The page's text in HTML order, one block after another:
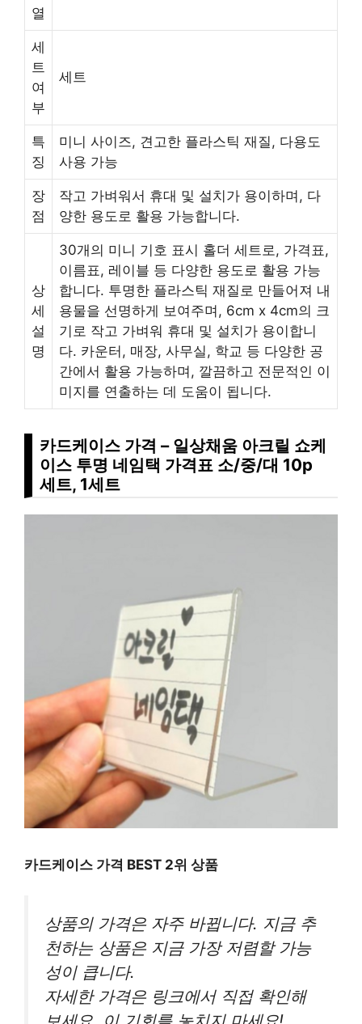
열
세
트
여
부
세트
특
징
미니 사이즈, 견고한 플라스틱 재질, 다용도
사용 가능
장
점
작고 가벼워서 휴대 및 설치가 용이하며, 다
양한 용도로 활용 가능합니다.
상
세
설
명
30개의 미니 기호 표시 홀더 세트로, 가격표,
이름표, 레이블 등 다양한 용도로 활용 가능
합니다. 투명한 플라스틱 재질로 만들어져 내
용물을 선명하게 보여주며, 6cm x 4cm의 크
기로 작고 가벼워 휴대 및 설치가 용이합니
다. 카운터, 매장, 사무실, 학교 등 다양한 공
간에서 활용 가능하며, 깔끔하고 전문적인 이
미지를 연출하는 데 도움이 됩니다.
카드케이스 가격 – 일상채움 아크릴 쇼케
이스 투명 네임택 가격표 소/중/대 10p
세트, 1세트
카드케이스 가격 BEST 2위 상품
상품의 가격은 자주 바뀝니다. 지금 추
천하는 상품은 지금 가장 저렴할 가능
성이 큽니다.
자세한 가격은 링크에서 직접 확인해